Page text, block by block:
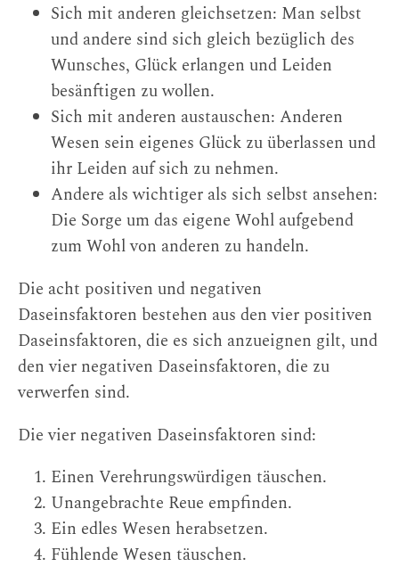
Sich mit anderen gleichsetzen: Man selbst
und andere sind sich gleich bezüglich des
Wunsches, Glück erlangen und Leiden
besänftigen zu wollen.
Sich mit anderen austauschen: Anderen
Wesen sein eigenes Glück zu überlassen und
ihr Leiden auf sich zu nehmen.
Andere als wichtiger als sich selbst ansehen:
Die Sorge um das eigene Wohl aufgebend
zum Wohl von anderen zu handeln.
Die acht positiven und negativen
Daseinsfaktoren bestehen aus den vier positiven
Daseinsfaktoren, die es sich anzueignen gilt, und
den vier negativen Daseinsfaktoren, die zu
verwerfen sind.
Die vier negativen Daseinsfaktoren sind:
Einen Verehrungswürdigen täuschen.
Unangebrachte Reue empfinden.
Ein edles Wesen herabsetzen.
Fühlende Wesen täuschen.